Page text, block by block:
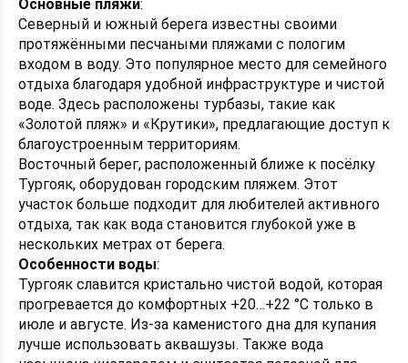
Основные пляжи:
Северный и южный берега известны своими
протяжёнными песчаными пляжами с пологим
входом в воду. Это популярное место для семейного
отдыха благодаря удобной инфраструктуре и чистой
воде. Здесь расположены турбазы, такие как
«Золотой пляж» и «Крутики», предлагающие доступ к
благоустроенным территориям.
Восточный берег, расположенный ближе к посёлку
Тургояк, оборудован городским пляжем. Этот
участок больше подходит для любителей активного
отдыха, так как вода становится глубокой уже в
нескольких метрах от берега.
Особенности воды:
Тургояк славится кристально чистой водой, которая
прогревается до комфортных +20…+22 °C только в
июле и августе. Из-за каменистого дна для купания
лучше использовать аквашузы. Также вода